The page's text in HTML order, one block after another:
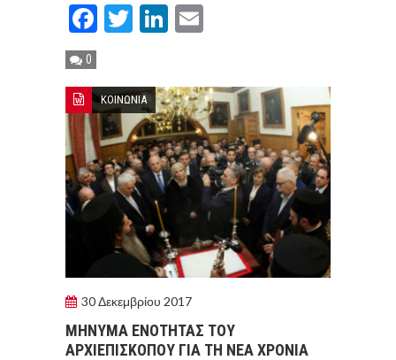
Facebook
TwitterLinkedIn
0
ΚΟΙΝΩΝΙΑ
30 Δεκεμβρίου 2017
ΜΗΝΥΜΑ ΕΝΟΤΗΤΑΣ ΤΟΥ
ΑΡΧΙΕΠΙΣΚΟΠΟΥ ΓΙΑ ΤΗ ΝΕΑ ΧΡΟΝΙΑ